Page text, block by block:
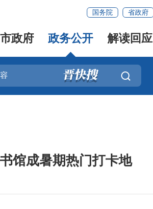
国务院 省政府
市政府 政务公开 解读回应
馆成暑期热门打卡地